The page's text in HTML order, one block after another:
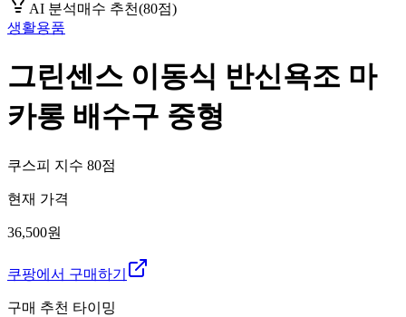
AI 분석매수 추천(80점)
생활용품
그린센스 이동식 반신욕조 마
카롱 배수구 중형
쿠스피 지수 80점
현재 가격
36,500원
쿠팡에서 구매하기
구매 추천 타이밍